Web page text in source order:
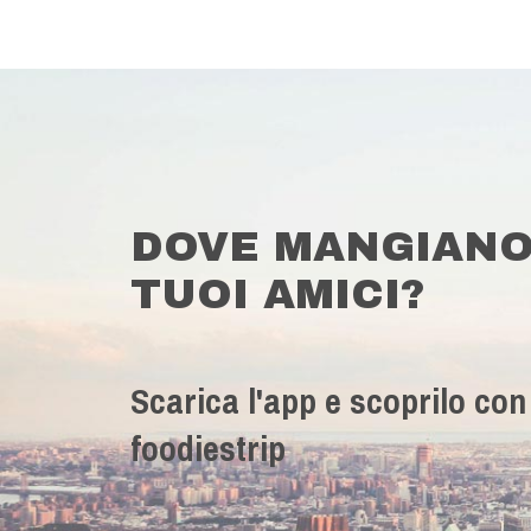
DOVE
TUOI AMICI?
Scarica l'app e scoprilo con
foodiestrip